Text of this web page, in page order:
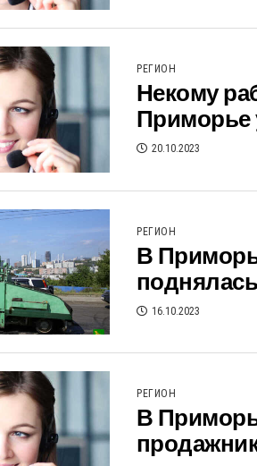
РЕГИОН
Некому
Приморье
20.10.2023
РЕГИОН
В
16.10.2023
РЕГИОН
В